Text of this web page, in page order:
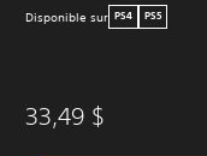
Disponible sur PS4 PS5
33,49 $